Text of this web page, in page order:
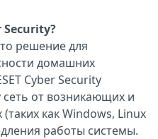
Security?
решение для
домашних
Cyber Security
от возникающих и
как Windows, Linux
работы системы.